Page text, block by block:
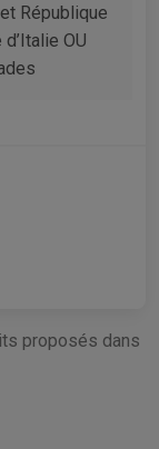
République
OU
proposés dans